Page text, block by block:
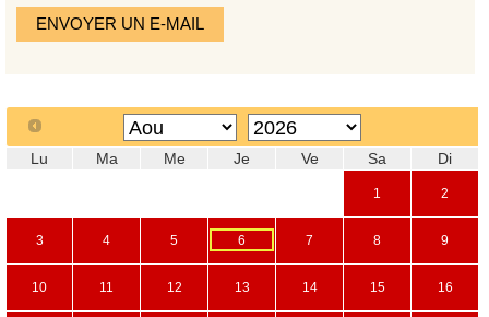
ENVOYER UN E-MAIL
Lu Ma Me Je Ve Sa Di
1 2
3 4 5 6 7 8 9
10 11 12 13 14 15 16